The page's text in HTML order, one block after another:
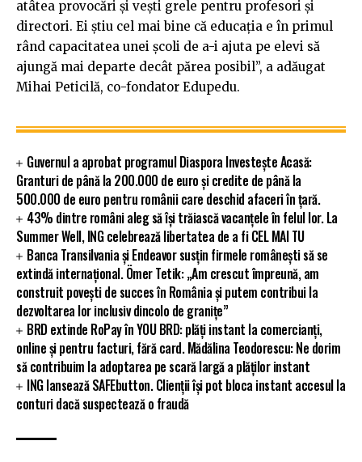
atâtea provocări și vești grele pentru profesori și
directori. Ei știu cel mai bine că educația e în primul
rând capacitatea unei școli de a-i ajuta pe elevi să
ajungă mai departe decât părea posibil”, a adăugat
Mihai Peticilă, co-fondator Edupedu.
Guvernul a aprobat programul Diaspora Investește Acasă:
Granturi de până la 200.000 de euro și credite de până la
500.000 de euro pentru românii care deschid afaceri în țară.
43% dintre români aleg să își trăiască vacanțele în felul lor. La
Summer Well, ING celebrează libertatea de a fi CEL MAI TU
Banca Transilvania și Endeavor susțin firmele românești să se
extindă internațional. Ömer Tetik: „Am crescut împreună, am
construit povești de succes în România și putem contribui la
dezvoltarea lor inclusiv dincolo de granițe”
BRD extinde RoPay în YOU BRD: plăți instant la comercianți,
online și pentru facturi, fără card. Mădălina Teodorescu: Ne dorim
să contribuim la adoptarea pe scară largă a plăților instant
ING lansează SAFEbutton. Clienții își pot bloca instant accesul la
conturi dacă suspectează o fraudă